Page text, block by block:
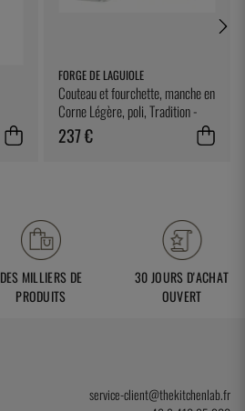
FORGE DE LAGUIOLE
Couteau et fourchette, manche en
Corne Légère, poli, Tradition -
Forge de Laguiole
237 €
DES MILLIERS DE
PRODUITS
30 JOURS D'ACHAT
OUVERT
service-client@thekitchenlab.fr